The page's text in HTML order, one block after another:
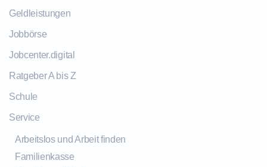
Geldleistungen
Jobbörse
Jobcenter.digital
Ratgeber A bis Z
Schule
Service
Arbeitslos und Arbeit finden
Familienkasse